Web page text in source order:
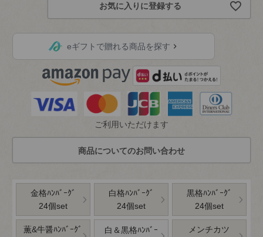
お気に入りに登録する
eギフトで贈れる商品を探す
ご利用いただけます
金格ﾊﾝﾊﾞｰｸﾞ
24個set
白格ﾊﾝﾊﾞｰｸﾞ
24個set
黒格ﾊﾝﾊﾞｰｸﾞ
24個set
薫&牛醤ﾊﾝﾊﾞｰｸﾞ
白＆黒格ﾊﾝﾊﾞｰ
メンチカツ